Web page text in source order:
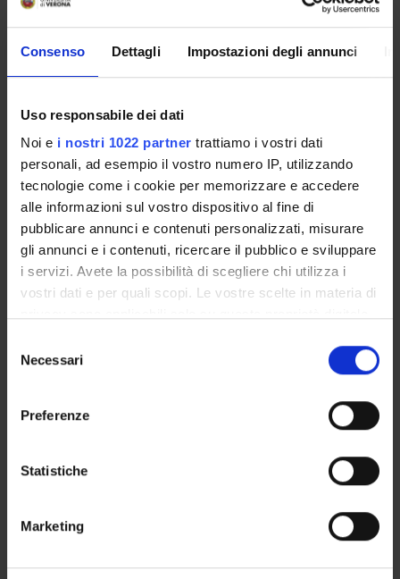
Consenso Dettagli Impostazioni degli annunci
Uso responsabile dei dati
Noi e i nostri 1022 partner trattiamo i vostri dati
personali, ad esempio il vostro numero IP, utilizzando
tecnologie come i cookie per memorizzare e accedere
alle informazioni sul vostro dispositivo al fine di
pubblicare annunci e contenuti personalizzati, misurare
gli annunci e i contenuti, ricercare il pubblico e sviluppare
i servizi. Avete la possibilità di scegliere chi utilizza i
vostri dati e per quali scopi. Le vostre scelte in materia di
modificare o revocare il proprio consenso in qualsiasi
momento dalla Dichiarazione sui cookie o facendo clic
raccogliere informazioni sulla tua posizione
geografica, con un'approssimazione di qualche
Identificare il tuo dispositivo, scansionandolo
delNecessari
Preferenze
Statistiche
Marketing
GOVERNANCE
UFFICI E STRUTTURE DI SERVIZIO
SERVIZI DI SEGRETERIA STUDENTI
STRUTTURE DEL DIPARTIMENTO
LABORATORI DI RICERCA
CENTRI DI RICERCA
Persone
Calendario